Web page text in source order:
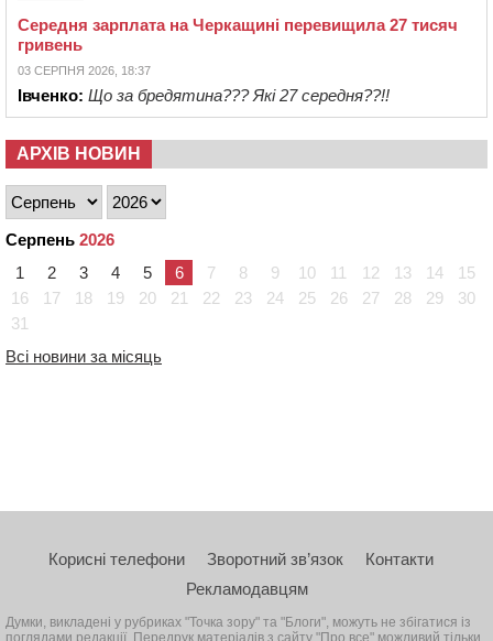
Середня зарплата на Черкащині перевищила 27 тисяч
гривень
03 СЕРПНЯ 2026, 18:37
Івченко: Що за бредятина??? Які 27 середня??!!
АРХІВ НОВИН
Серпень 2026
1
2 3 4 5 6 7 8 9 10 11 12 13 14
15
16
17 18 19 20 21 22 23 24 25 26 27 28 29
30
31
Всі новини за місяць
Корисні телефони Зворотний зв’язок
Контакти
Рекламодавцям
Думки, викладені у рубриках "Точка зору" та "Блоги", можуть не збігатися із
поглядами редакції. Передрук матеріалів з сайту "Про все" можливий тільки